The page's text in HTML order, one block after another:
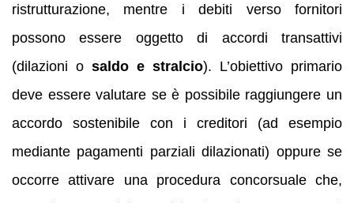
ristrutturazione, mentre i debiti verso fornitori
possono essere oggetto di accordi transattivi
(dilazioni o saldo e stralcio). L’obiettivo primario
deve essere valutare se è possibile raggiungere un
accordo sostenibile con i creditori (ad esempio
mediante pagamenti parziali dilazionati) oppure se
occorre attivare una procedura concorsuale che,